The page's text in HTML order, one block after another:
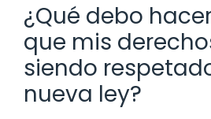
¿Qué debo
que mis
siendo
nueva ley?